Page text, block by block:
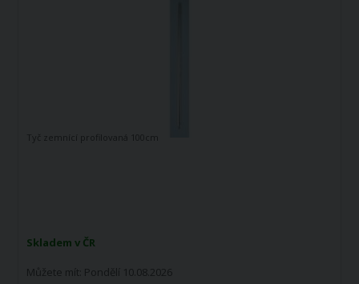
Skladem v ČR
Můžete mít: Pondělí 10.08.2026
Tyč zemnící profilovaná 100cm